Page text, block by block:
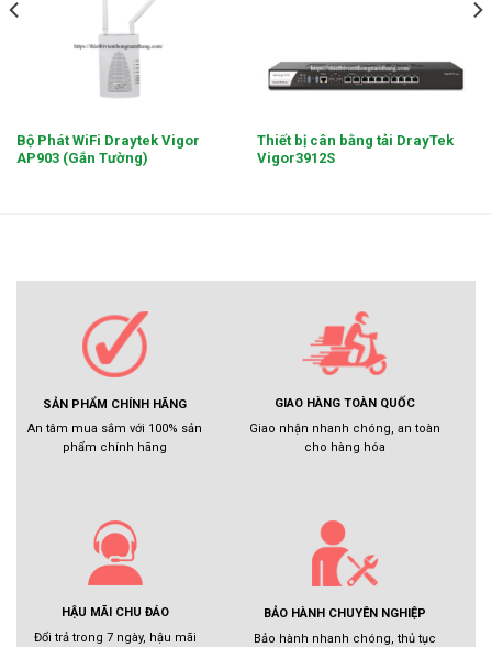
Bộ Phát WiFi Draytek Vigor
AP903 (Gắn Tường)
Thiết bị cân bằng tải DrayTek
Vigor3912S
SẢN PHẨM CHÍNH HÃNG
An tâm mua sắm với 100% sản
phẩm chính hãng
GIAO HÀNG TOÀN QUỐC
Giao nhận nhanh chóng, an toàn
cho hàng hóa
HẬU MÃI CHU ĐÁO
Đổi trả trong 7 ngày, hậu mãi
BẢO HÀNH CHUYÊN NGHIỆP
Bảo hành nhanh chóng, thủ tục